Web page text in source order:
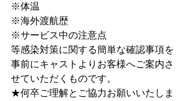
※体温
※海外渡航歴
※サービス中の注意点
等感染対策に関する簡単な確認事項を
事前にキャストよりお客様へご案内さ
せていただくものです。
★何卒ご理解とご協力お願いいたしま